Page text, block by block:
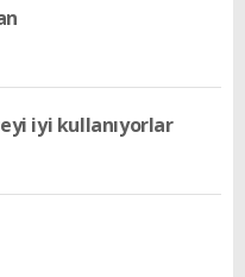
iyi kullanıyorlar